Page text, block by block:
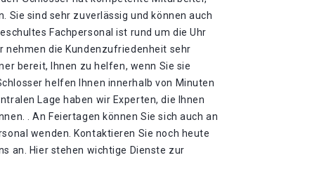
Sie sind sehr zuverlässig und können auch
Fachpersonal ist rund um die Uhr
nehmen die Kundenzufriedenheit sehr
bereit, Ihnen zu helfen, wenn Sie sie
helfen Ihnen innerhalb von Minuten
Lage haben wir Experten, die Ihnen
. An Feiertagen können Sie sich auch an
wenden. Kontaktieren Sie noch heute
an. Hier stehen wichtige Dienste zur